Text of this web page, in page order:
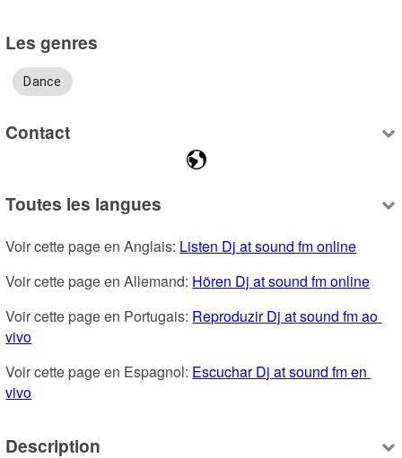
Les genres
Dance
Contact
Toutes les langues
Voir cette page en Anglais: Listen Dj at sound fm online
Voir cette page en Allemand: Hören Dj at sound fm online
Voir cette page en Portugais: Reproduzir Dj at sound fm ao
vivo
Voir cette page en Espagnol: Escuchar Dj at sound fm en
vivo
Description